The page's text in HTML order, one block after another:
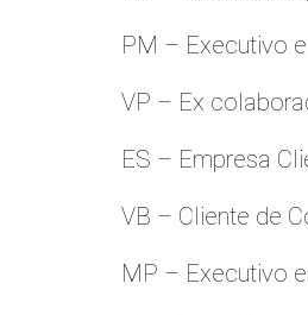
PM – Executivo
VP – Ex
ES – Empresa
VB – Cliente de
MP – Executivo